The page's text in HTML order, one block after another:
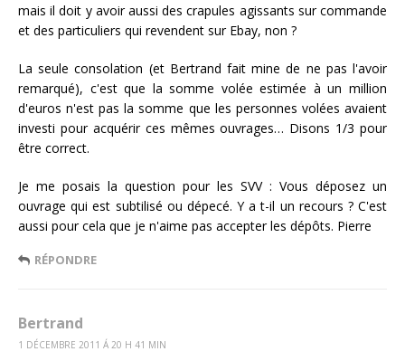
mais il doit y avoir aussi des crapules agissants sur commande
et des particuliers qui revendent sur Ebay, non ?
La seule consolation (et Bertrand fait mine de ne pas l'avoir
remarqué), c'est que la somme volée estimée à un million
d'euros n'est pas la somme que les personnes volées avaient
investi pour acquérir ces mêmes ouvrages… Disons 1/3 pour
être correct.
Je me posais la question pour les SVV : Vous déposez un
ouvrage qui est subtilisé ou dépecé. Y a t-il un recours ? C'est
aussi pour cela que je n'aime pas accepter les dépôts. Pierre
RÉPONDRE
Bertrand
1 DÉCEMBRE 2011 Á 20 H 41 MIN